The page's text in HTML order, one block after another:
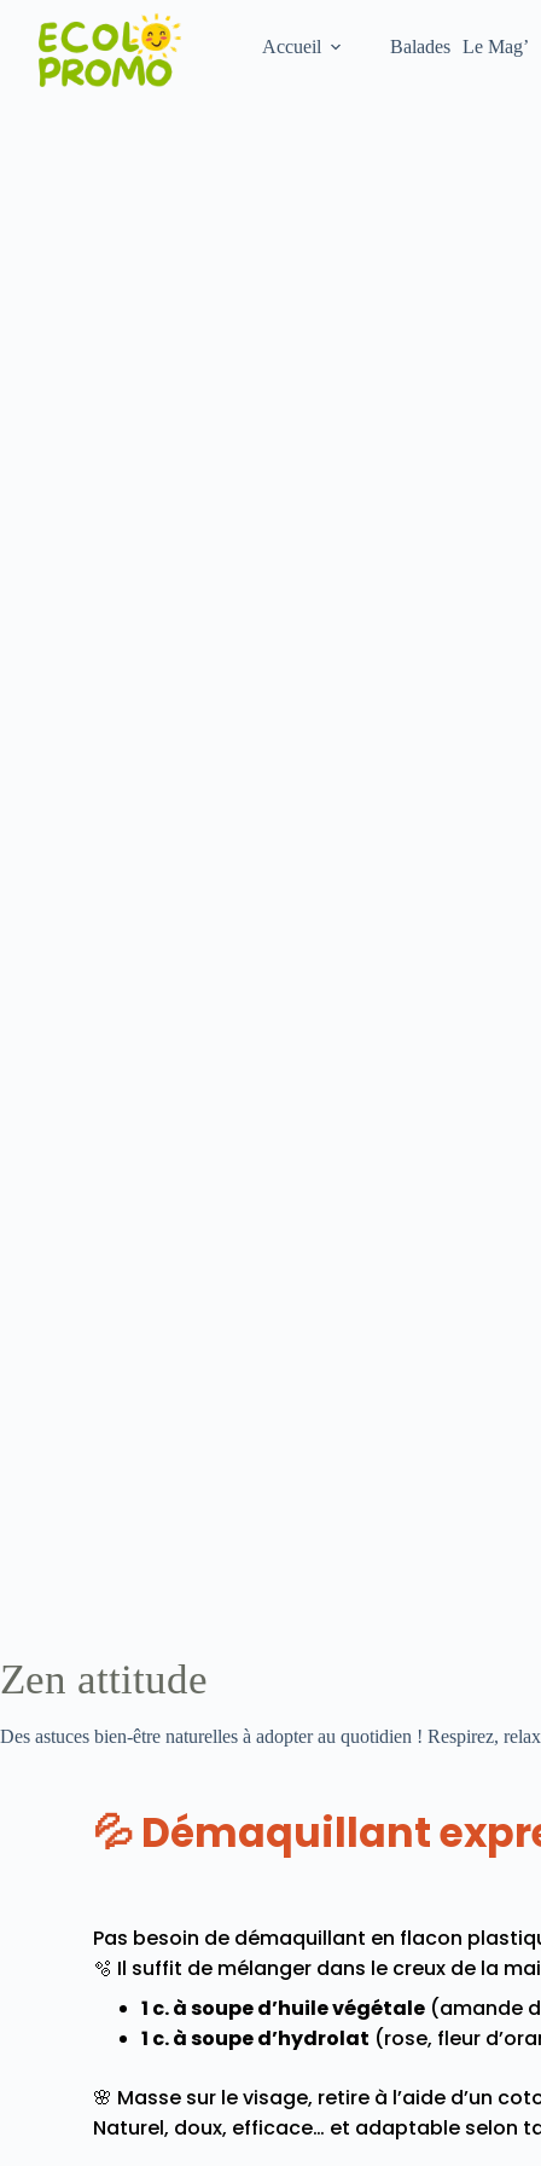
Accueil Balades Le Mag’
Zen attitude
Des astuces bien-être naturelles à adopter au quotidien ! Respirez,
💦 Démaquillant
Pas besoin de démaquillant en flacon
🫧 Il suffit de mélanger dans le creux de la
1 c. à soupe d’huile végétale (amande
1 c. à soupe d’hydrolat (rose, fleur
🌸 Masse sur le visage, retire à l’aide d’un
Naturel, doux, efficace… et adaptable selon